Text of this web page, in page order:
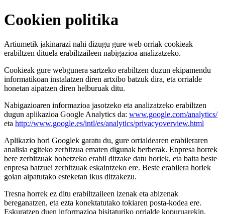
Cookien politika
Artiumetik jakinarazi nahi dizugu gure web orriak cookieak
erabiltzen dituela erabiltzaileen nabigazioa analizatzeko.
Cookieak gure webgunera sartzeko erabiltzen duzun ekipamendu
informatikoan instalatzen diren artxibo batzuk dira, eta orrialde
honetan aipatzen diren helburuak ditu.
Nabigazioaren informazioa jasotzeko eta analizatzeko erabiltzen
dugun aplikazioa Google Analytics da: www.google.com/analytics/
eta http://www.google.es/intl/es/analytics/privacyoverview.html
Aplikazio hori Googlek garatu du, gure orrialdearen erabileraren
analisia egiteko zerbitzua ematen digunak berberak. Enpresa horrek
bere zerbitzuak hobetzeko erabil ditzake datu horiek, eta baita beste
enpresa batzuei zerbitzuak eskaintzeko ere. Beste erabilera horiek
goian aipatutako esteketan ikus ditzakezu.
Tresna horrek ez ditu erabiltzaileen izenak eta abizenak
bereganatzen, eta ezta konektatutako tokiaren posta-kodea ere.
Eskuratzen duen informazioa bisitaturiko orrialde kopuruarekin,